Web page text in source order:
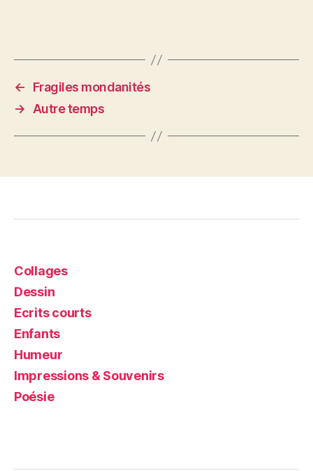
←
Fragiles mondanités
→
Autre temps
Collages
Dessin
Ecrits courts
Enfants
Humeur
Impressions & Souvenirs
Poésie